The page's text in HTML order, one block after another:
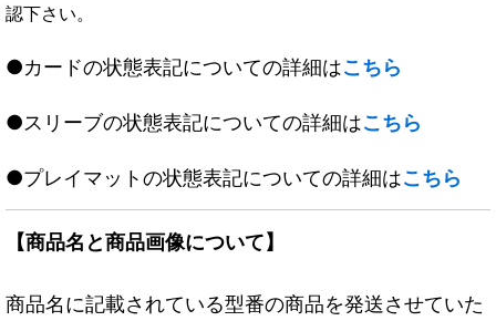
認下さい。
●カードの状態表記についての詳細はこちら
●スリーブの状態表記についての詳細はこちら
●プレイマットの状態表記についての詳細はこちら
【商品名と商品画像について】
商品名に記載されている型番の商品を発送させていた